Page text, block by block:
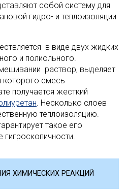
собой систему для
гидро- и теплоизоляции
в виде двух жидких
и полиольного.
раствор, выделяет
которого смесь
получается жесткий
. Несколько слоев
теплоизоляцию.
такое его
гигроскопичности.
ХИМИЧЕСКИХ РЕАКЦИЙ